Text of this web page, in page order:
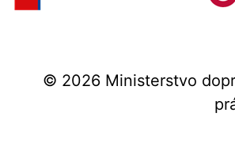
© 2026 Ministerstvo